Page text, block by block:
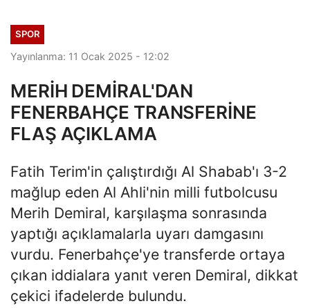
SPOR
Yayınlanma: 11 Ocak 2025 - 12:02
MERİH DEMİRAL'DAN
FENERBAHÇE TRANSFERİNE
FLAŞ AÇIKLAMA
Fatih Terim'in çalıştırdığı Al Shabab'ı 3-2
mağlup eden Al Ahli'nin milli futbolcusu
Merih Demiral, karşılaşma sonrasında
yaptığı açıklamalarla uyarı damgasını
vurdu. Fenerbahçe'ye transferde ortaya
çıkan iddialara yanıt veren Demiral, dikkat
çekici ifadelerde bulundu.